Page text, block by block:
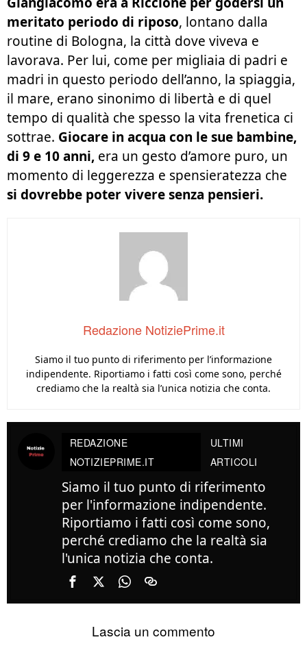
meritato periodo di riposo, lontano dalla
routine di Bologna, la città dove viveva e
lavorava. Per lui, come per migliaia di padri e
madri in questo periodo dell’anno, la spiaggia,
il mare, erano sinonimo di libertà e di quel
tempo di qualità che spesso la vita frenetica ci
sottrae. Giocare in acqua con le sue bambine,
di 9 e 10 anni, era un gesto d’amore puro, un
momento di leggerezza e spensieratezza che
si dovrebbe poter vivere senza pensieri.
Redazione NotiziePrime.it
Siamo il tuo punto di riferimento per l’informazione
indipendente. Riportiamo i fatti così come sono, perché
crediamo che la realtà sia l’unica notizia che conta.
REDAZIONE
NOTIZIEPRIME.IT
ULTIMI
ARTICOLI
Siamo il tuo punto di riferimento
per l'informazione indipendente.
Riportiamo i fatti così come sono,
perché crediamo che la realtà sia
l'unica notizia che conta.
Lascia un commento